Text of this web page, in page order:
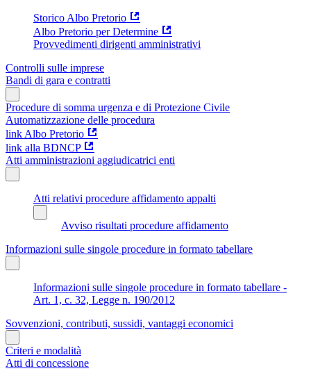
Storico Albo Pretorio
Albo Pretorio per Determine
Provvedimenti dirigenti amministrativi
Controlli sulle imprese
Bandi di gara e contratti
Procedure di somma urgenza e di Protezione Civile
Automatizzazione delle procedura
link Albo Pretorio
link alla BDNCP
Atti amministrazioni aggiudicatrici enti
Atti relativi procedure affidamento appalti
Avviso risultati procedure affidamento
Informazioni sulle singole procedure in formato tabellare
Informazioni sulle singole procedure in formato tabellare -
Art. 1, c. 32, Legge n. 190/2012
Sovvenzioni, contributi, sussidi, vantaggi economici
Criteri e modalità
Atti di concessione